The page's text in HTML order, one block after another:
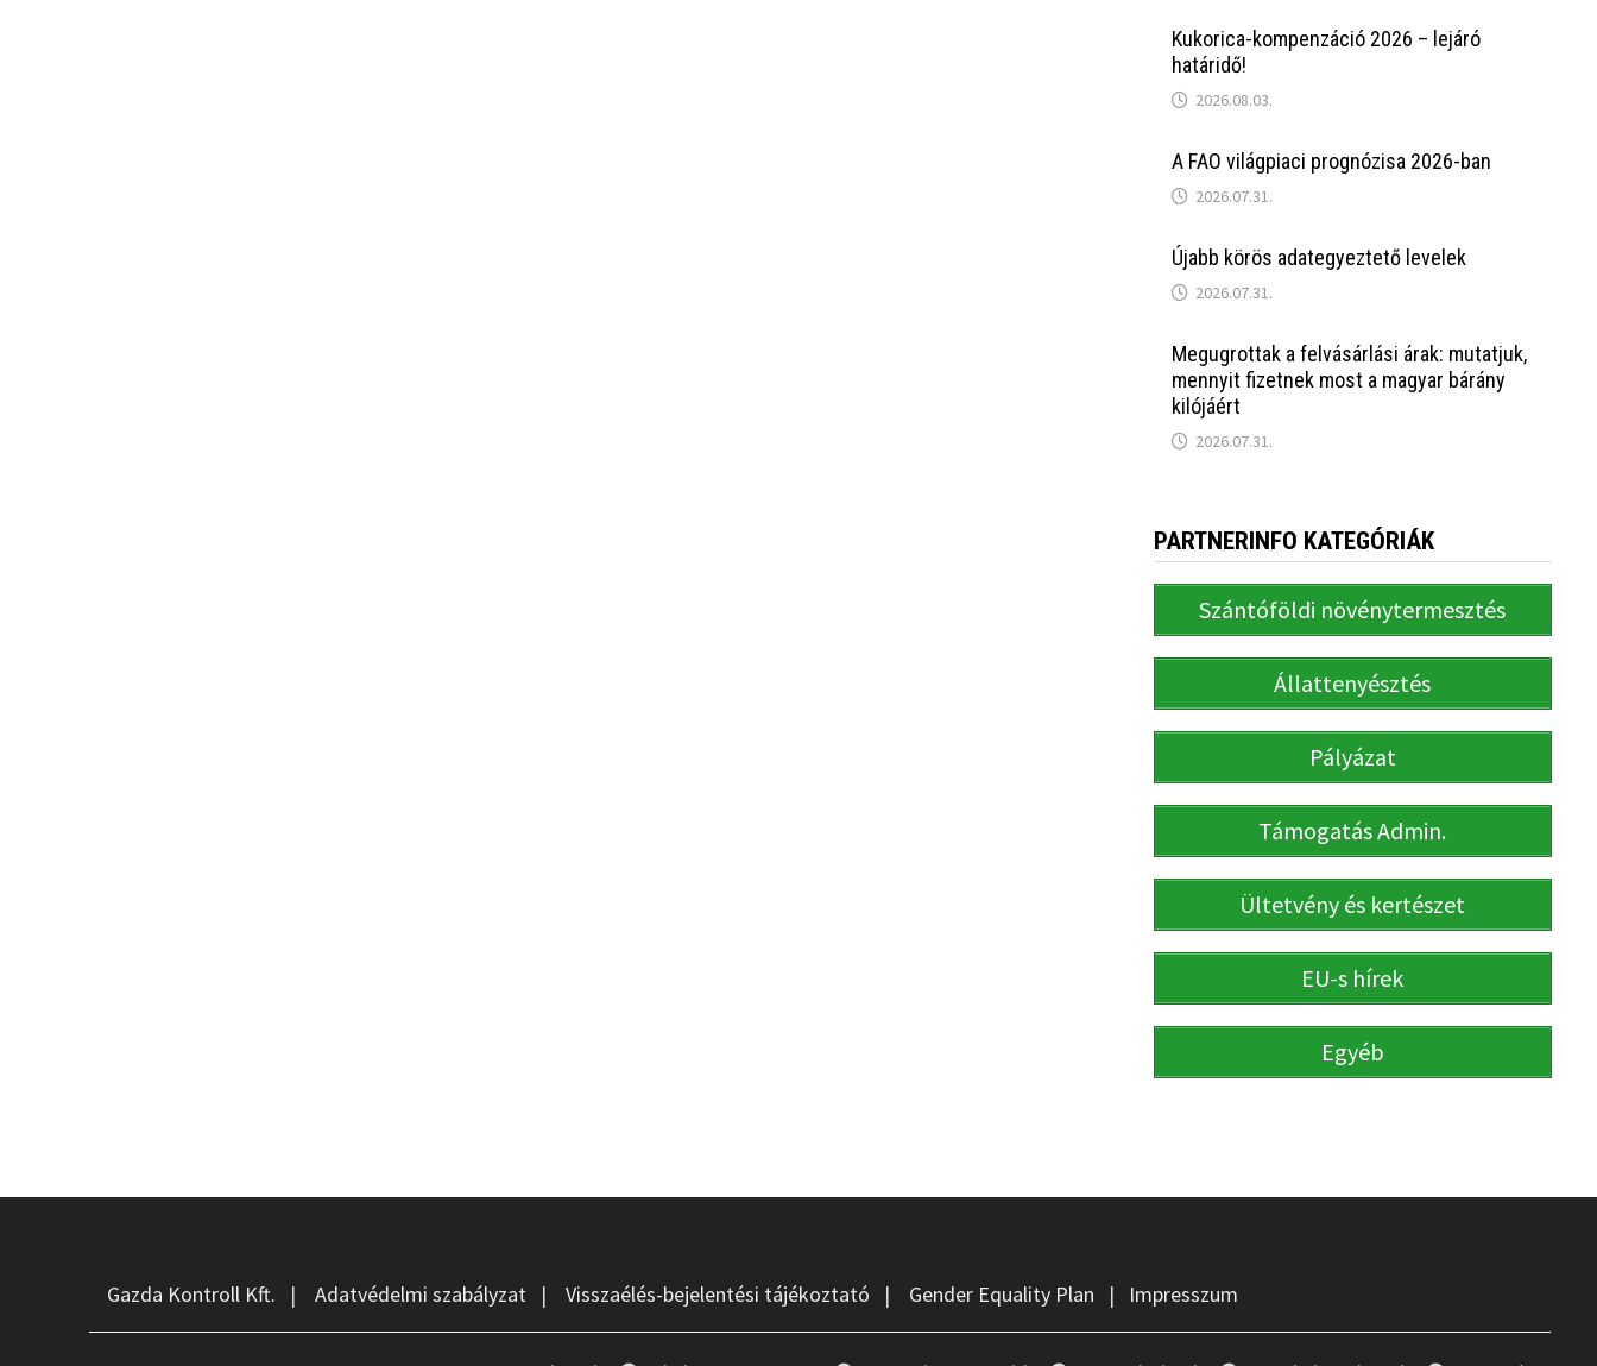
Kukorica-kompenzáció 2026 – lejáró
határidő!
2026.08.03.
A FAO világpiaci prognózisa 2026-ban
2026.07.31.
Újabb körös adategyeztető levelek
2026.07.31.
Megugrottak a felvásárlási árak: mutatjuk,
mennyit fizetnek most a magyar bárány
kilójáért
2026.07.31.
PARTNERINFO KATEGÓRIÁK
Szántóföldi növénytermesztés
Állattenyésztés
Pályázat
Támogatás Admin.
Ültetvény és kertészet
EU-s hírek
Egyéb
Gazda Kontroll Kft. |Adatvédelmi szabályzat |Visszaélés-bejelentési tájékoztató | Gender Equality Plan | Impresszum